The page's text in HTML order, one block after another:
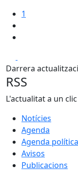
1
Darrera
RSS
L'actualitat a un clic
Notícies
Agenda
Agenda política
Avisos
Publicacions